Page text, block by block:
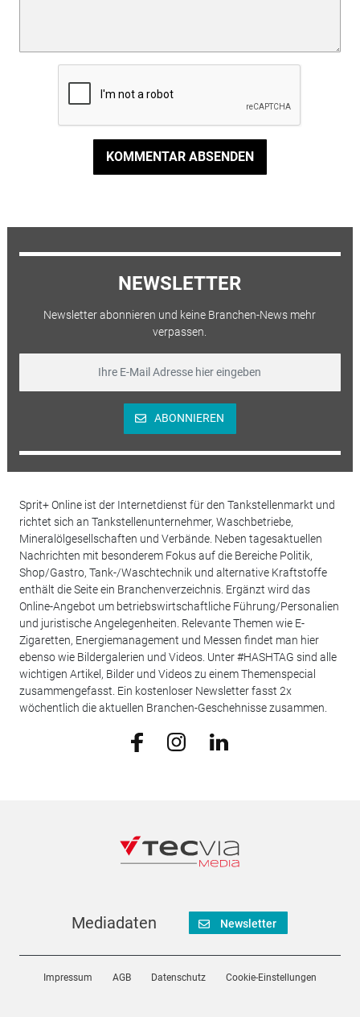
KOMMENTAR ABSENDEN
NEWSLETTER
Newsletter abonnieren und keine Branchen-News mehr
verpassen.
ABONNIEREN
Sprit+ Online ist der Internetdienst für den Tankstellenmarkt und
richtet sich an Tankstellenunternehmer, Waschbetriebe,
Mineralölgesellschaften und Verbände. Neben tagesaktuellen
Nachrichten mit besonderem Fokus auf die Bereiche Politik,
Shop/Gastro, Tank-/Waschtechnik und alternative Kraftstoffe
enthält die Seite ein Branchenverzeichnis. Ergänzt wird das
Online-Angebot um betriebswirtschaftliche Führung/Personalien
und juristische Angelegenheiten. Relevante Themen wie E-
Zigaretten, Energiemanagement und Messen findet man hier
ebenso wie Bildergalerien und Videos. Unter #HASHTAG sind alle
wichtigen Artikel, Bilder und Videos zu einem Themenspecial
zusammengefasst. Ein kostenloser Newsletter fasst 2x
wöchentlich die aktuellen Branchen-Geschehnisse zusammen.
Mediadaten Newsletter
Impressum AGB Datenschutz Cookie-Einstellungen